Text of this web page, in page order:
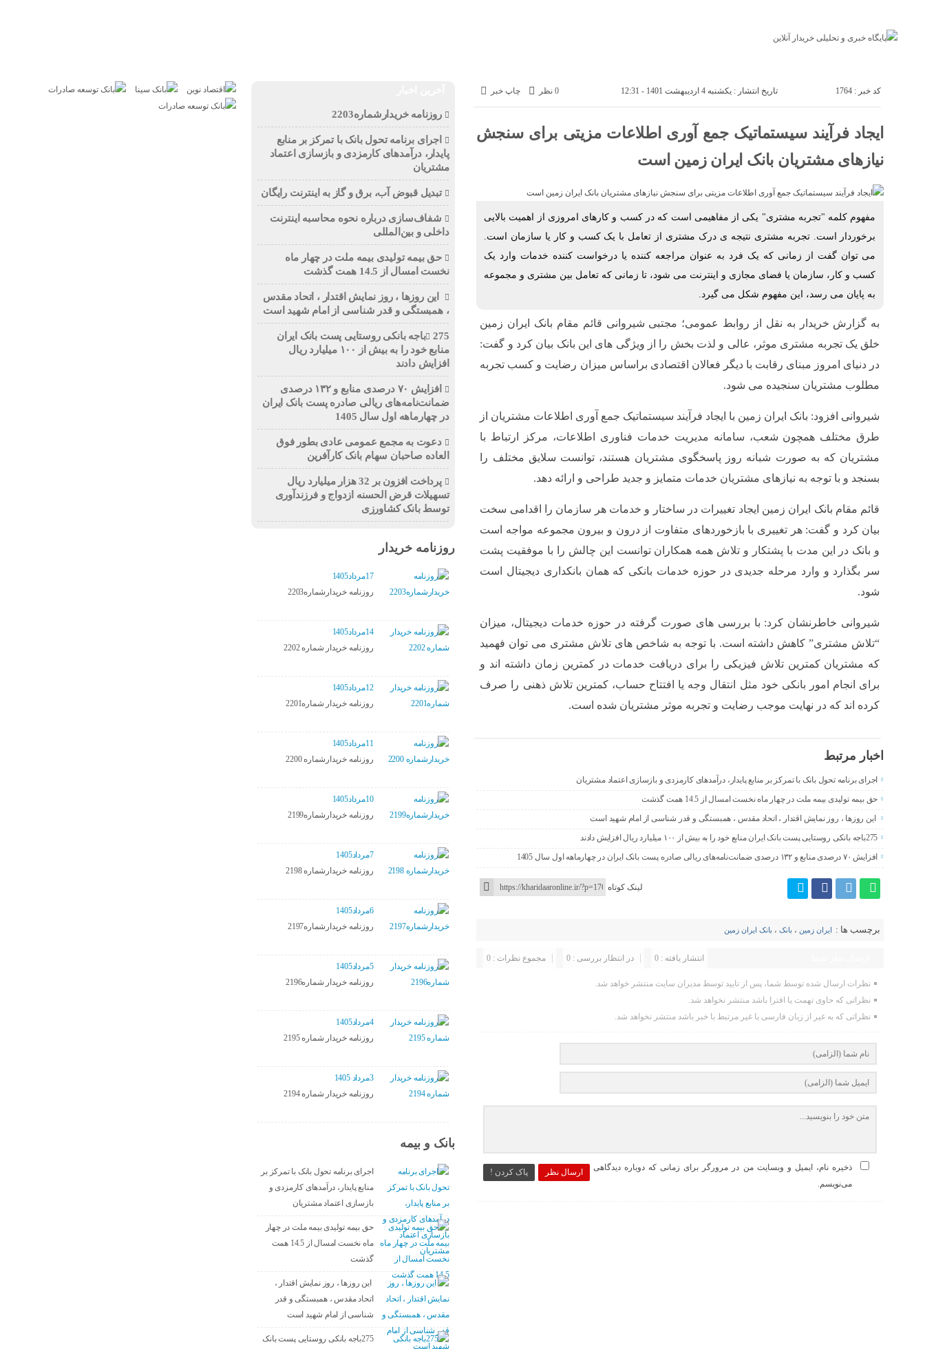
کد خبر : 1764 تاریخ انتشار : یکشنبه 4 اردیبهشت 1401 - 12:31 چاپ خبر 0 نظر
ایجاد فرآیند سیستماتیک جمع آوری اطلاعات مزیتی برای سنجش
نیازهای مشتریان بانک ایران زمین است
مفهوم کلمه "تجربه مشتری" یکی از مفاهیمی است که در کسب و کارهای امروزی از اهمیت بالایی
برخوردار است. تجربه مشتری نتیجه ی درک مشتری از تعامل با یک کسب و کار یا سازمان است.
می توان گفت از زمانی که یک فرد به عنوان مراجعه کننده یا درخواست کننده خدمات وارد یک
کسب و کار، سازمان یا فضای مجازی و اینترنت می شود، تا زمانی که تعامل بین مشتری و مجموعه
به پایان می رسد، این مفهوم شکل می گیرد.
به گزارش خریدار به نقل از روابط عمومی؛ مجتبی شیروانی قائم مقام بانک ایران زمین
خلق یک تجربه مشتری موثر، عالی و لذت بخش را از ویژگی های این بانک بیان کرد و گفت:
در دنیای امروز مبنای رقابت با دیگر فعالان اقتصادی براساس میزان رضایت و کسب تجربه
مطلوب مشتریان سنجیده می شود.
شیروانی افزود: بانک ایران زمین با ایجاد فرآیند سیستماتیک جمع آوری اطلاعات مشتریان از
طرق مختلف همچون شعب، سامانه مدیریت خدمات فناوری اطلاعات، مرکز ارتباط با
مشتریان که به صورت شبانه روز پاسخگوی مشتریان هستند، توانست سلایق مختلف را
بسنجد و با توجه به نیازهای مشتریان خدمات متمایز و جدید طراحی و ارائه دهد.
قائم مقام بانک ایران زمین ایجاد تغییرات در ساختار و خدمات هر سازمان را اقدامی سخت
بیان کرد و گفت: هر تغییری با بازخوردهای متفاوت از درون و بیرون مجموعه مواجه است
و بانک در این مدت با پشتکار و تلاش همه همکاران توانست این چالش را با موفقیت پشت
سر بگذارد و وارد مرحله جدیدی در حوزه خدمات بانکی که همان بانکداری دیجیتال است
شود.
شیروانی خاطرنشان کرد: با بررسی های صورت گرفته در حوزه خدمات دیجیتال، میزان
“تلاش مشتری” کاهش داشته است. با توجه به شاخص های تلاش مشتری می توان فهمید
که مشتریان کمترین تلاش فیزیکی را برای دریافت خدمات در کمترین زمان داشته اند و
برای انجام امور بانکی خود مثل انتقال وجه یا افتتاح حساب، کمترین تلاش ذهنی را صرف
کرده اند که در نهایت موجب رضایت و تجربه موثر مشتریان شده است.
اخبار مرتبط
اجرای برنامه تحول بانک با تمرکز بر منابع پایدار، درآمدهای کارمزدی و بازسازی اعتماد مشتریان
حق بیمه تولیدی بیمه ملت در چهار ماه نخست امسال از 14.5 همت گذشت
این روزها ، روز نمایش اقتدار ، اتحاد مقدس ، همبستگی و قدر شناسی از امام شهید است
275باجه بانکی روستایی پست بانک ایران منابع خود را به بیش از ۱۰۰ میلیارد ریال افزایش دادند
افزایش ۷۰ درصدی منابع و ۱۳۲ درصدی ضمانت‌نامه‌های ریالی صادره پست بانک ایران در چهارماهه اول سال 1405
لینک کوتاه
برچسب ها : ایران زمین ، بانک ، بانک ایران زمین
مجموع نظرات : 0 در انتظار بررسی : 0 انتشار یافته : 0
نظرات ارسال شده توسط شما، پس از تایید توسط مدیران سایت منتشر خواهد شد.
نظراتی که حاوی تهمت یا افترا باشد منتشر نخواهد شد.
نظراتی که به غیر از زبان فارسی یا غیر مرتبط با خبر باشد منتشر نخواهد شد.
ارسال نظر پاک کردن !
ذخیره نام، ایمیل و وبسایت من در مرورگر برای زمانی که دوباره دیدگاهی
می‌نویسم.
روزنامه خریدارشماره2203
اجرای برنامه تحول بانک با تمرکز بر منابع
پایدار، درآمدهای کارمزدی و بازسازی اعتماد
مشتریان
تبدیل قبوض آب، برق و گاز به اینترنت رایگان
شفاف‌سازی درباره نحوه محاسبه اینترنت
داخلی و بین‌المللی
حق بیمه تولیدی بیمه ملت در چهار ماه
نخست امسال از 14.5 همت گذشت
این روزها ، روز نمایش اقتدار ، اتحاد مقدس
، همبستگی و قدر شناسی از امام شهید است
275باجه بانکی روستایی پست بانک ایران
منابع خود را به بیش از ۱۰۰ میلیارد ریال
افزایش دادند
افزایش ۷۰ درصدی منابع و ۱۳۲ درصدی
ضمانت‌نامه‌های ریالی صادره پست بانک ایران
در چهارماهه اول سال 1405
دعوت به مجمع عمومی عادی بطور فوق
العاده صاحبان سهام بانک کارآفرین
پرداخت افزون بر 32 هزار میلیارد ریال
تسهیلات قرض الحسنه ازدواج و فرزندآوری
توسط بانک کشاورزی
روزنامه خریدار
17مرداد1405
روزنامه خریدارشماره2203
14مرداد1405
روزنامه خریدار شماره 2202
12مرداد1405
روزنامه خریدار شماره2201
11مرداد1405
روزنامه خریدارشماره 2200
10مرداد1405
روزنامه خریدارشماره2199
7مرداد1405
روزنامه خریدارشماره 2198
6مرداد1405
روزنامه خریدارشماره2197
5مرداد1405
روزنامه خریدار شماره2196
4مرداد1405
روزنامه خریدار شماره 2195
3مرداد 1405
روزنامه خریدار شماره 2194
بانک و بیمه
اجرای برنامه تحول بانک با تمرکز بر
منابع پایدار، درآمدهای کارمزدی و
بازسازی اعتماد مشتریان
حق بیمه تولیدی بیمه ملت در چهار
ماه نخست امسال از 14.5 همت
گذشت
این روزها ، روز نمایش اقتدار ،
اتحاد مقدس ، همبستگی و قدر
شناسی از امام شهید است
275باجه بانکی روستایی پست بانک